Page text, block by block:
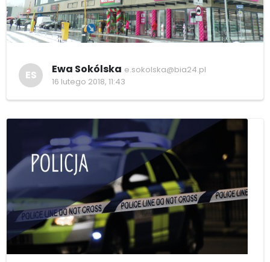
ES Ewa Sokólska e.sokolska@bia24.pl
16 lutego 2018, 11:43